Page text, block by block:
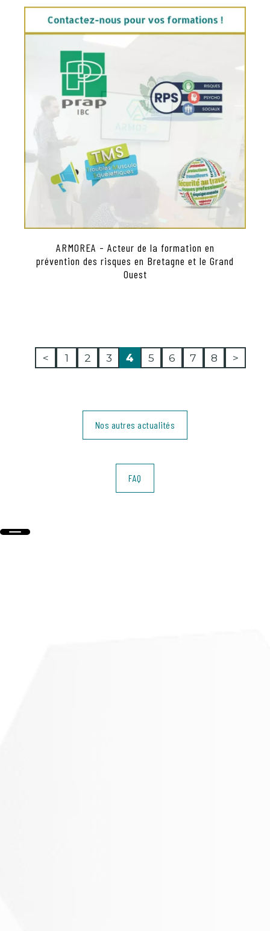
ARMOREA - Acteur de la formation en
prévention des risques en Bretagne et le Grand
Ouest
< 1 2 3 4 5 6 7 8 >
Nos autres actualités
FAQ